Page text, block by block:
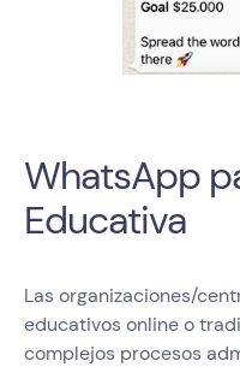
WhatsApp
Educativa
Las organizaciones/
educativos online o
complejos procesos